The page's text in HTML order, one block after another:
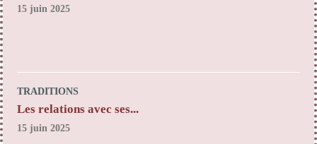
15 juin 2025
TRADITIONS
Les relations avec ses...
15 juin 2025